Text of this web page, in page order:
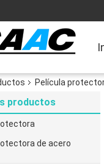
Película
productos
de acero